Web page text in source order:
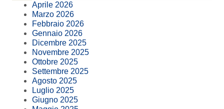
Aprile 2026
Marzo 2026
Febbraio 2026
Gennaio 2026
Dicembre 2025
Novembre 2025
Ottobre 2025
Settembre 2025
Agosto 2025
Luglio 2025
Giugno 2025